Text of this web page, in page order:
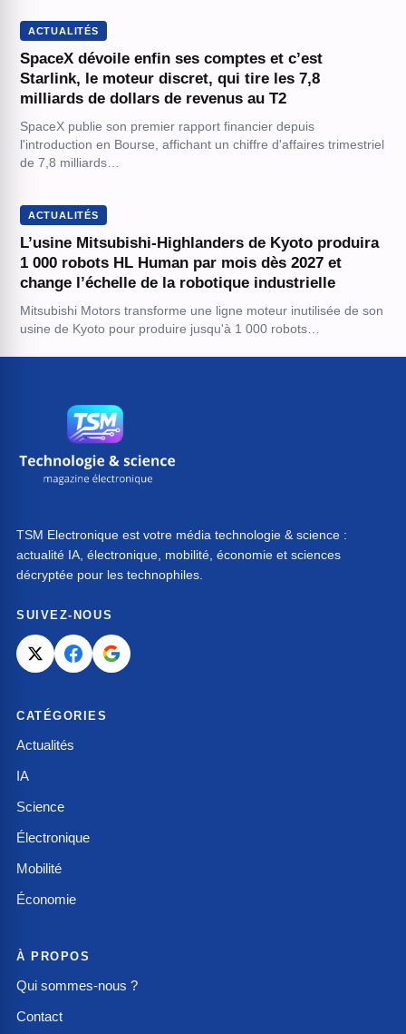
ACTUALITÉS
SpaceX dévoile enfin ses comptes et c’est
Starlink, le moteur discret, qui tire les 7,8
milliards de dollars de revenus au T2
SpaceX publie son premier rapport financier depuis
l'introduction en Bourse, affichant un chiffre d'affaires trimestriel
de 7,8 milliards…
ACTUALITÉS
L’usine Mitsubishi-Highlanders de Kyoto produira
1 000 robots HL Human par mois dès 2027 et
change l’échelle de la robotique industrielle
Mitsubishi Motors transforme une ligne moteur inutilisée de son
usine de Kyoto pour produire jusqu'à 1 000 robots…
TSM Electronique est votre média technologie & science :
actualité IA, électronique, mobilité, économie et sciences
décryptée pour les technophiles.
SUIVEZ-NOUS
CATÉGORIES
Actualités
IA
Science
Électronique
Mobilité
Économie
À PROPOS
Qui sommes-nous ?
Contact